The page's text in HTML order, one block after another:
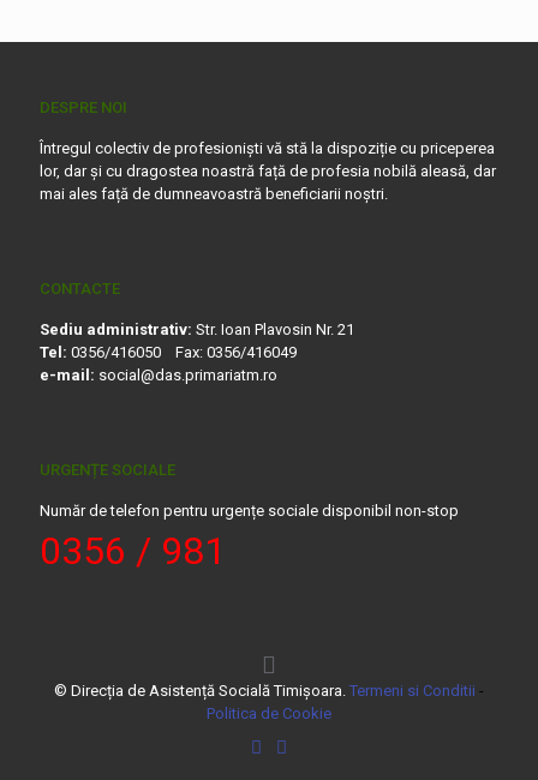
DESPRE NOI
Întregul colectiv de profesioniști vă stă la dispoziție cu priceperea
lor, dar și cu dragostea noastră față de profesia nobilă aleasă, dar
mai ales față de dumneavoastră beneficiarii noștri.
CONTACTE
Sediu administrativ: Str. Ioan Plavosin Nr. 21
Tel: 0356/416050 Fax: 0356/416049
e-mail: social@das.primariatm.ro
URGENȚE SOCIALE
Număr de telefon pentru urgențe sociale disponibil non-stop
0356 / 981
© Direcția de Asistență Socială Timișoara. Termeni si Conditii -
Politica de Cookie